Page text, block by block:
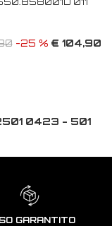
-25 % € 104,90
0423 - 501
GARANTITO